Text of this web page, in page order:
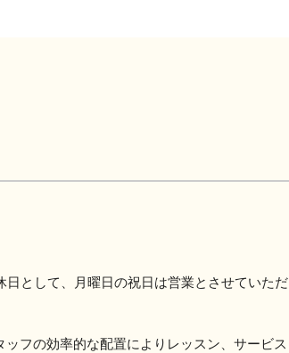
として、月曜日の祝日は営業とさせていただ
フの効率的な配置によりレッスン、サービス